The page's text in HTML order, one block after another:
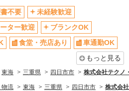
不要
未経験歓迎
ター歓迎
ブランクOK
食堂・売店あり
車通勤OK
もっと見る
東海 三重県 四日市市 株式会社テクノ
物流 東海 三重県 四日市市 株式会